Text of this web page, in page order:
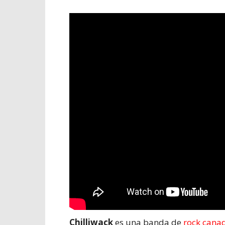
Chilliwackes una banda de rock